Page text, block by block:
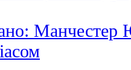
Манчестер